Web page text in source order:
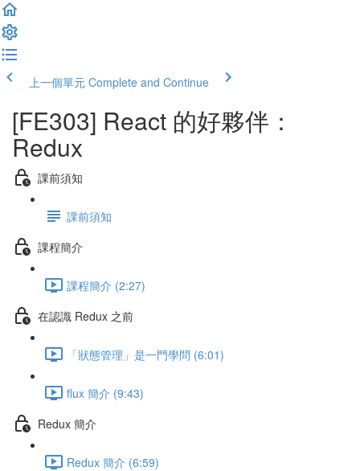
上一個單元 Complete and Continue
[FE303] React 的好夥伴：
Redux
課前須知
課前須知
課程簡介
課程簡介 (2:27)
在認識 Redux 之前
「狀態管理」是一門學問 (6:01)
flux 簡介 (9:43)
Redux 簡介
Redux 簡介 (6:59)